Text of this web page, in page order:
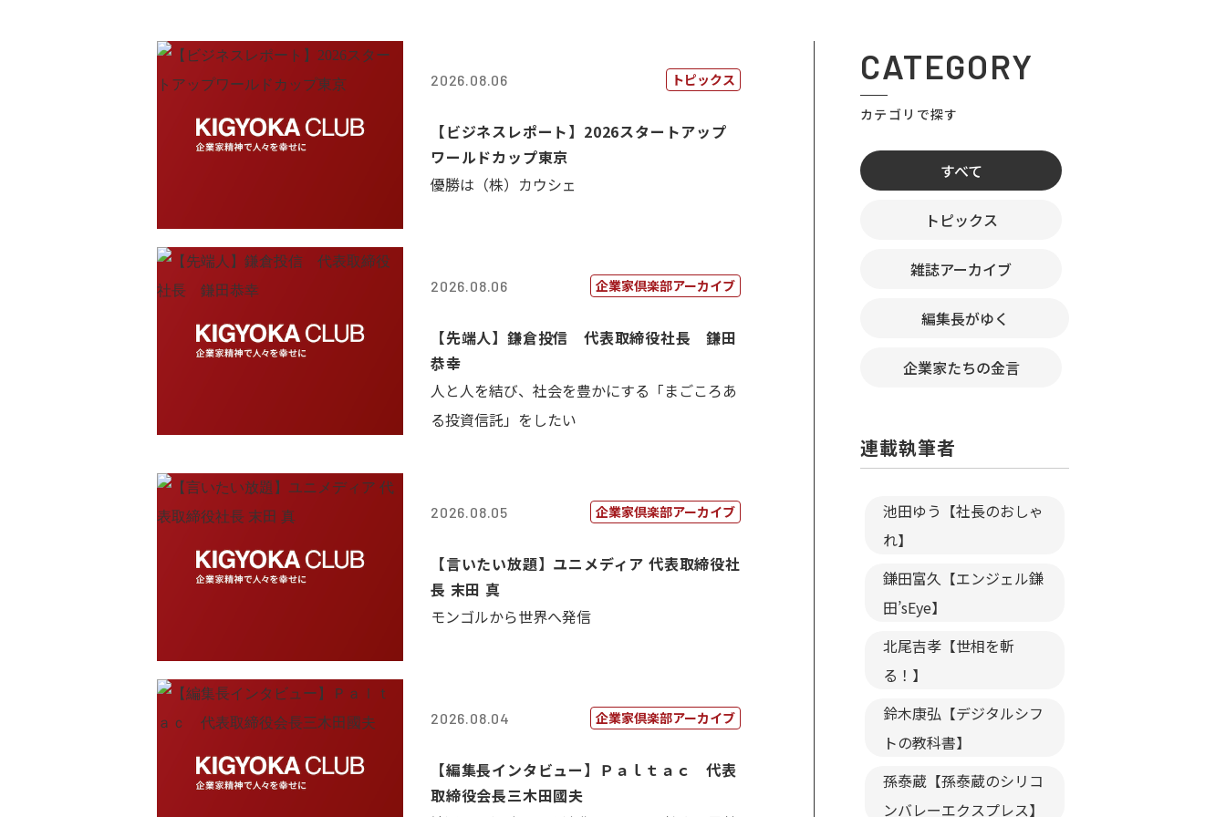
2026.08.06 トピックス
【ビジネスレポート】2026スタートアップ
ワールドカップ東京
優勝は（株）カウシェ
2026.08.06 企業家倶楽部アーカイブ
【先端人】鎌倉投信 代表取締役社長 鎌田
恭幸
人と人を結び、社会を豊かにする「まごころあ
る投資信託」をしたい
2026.08.05 企業家倶楽部アーカイブ
【言いたい放題】ユニメディア 代表取締役社
長 末田 真
モンゴルから世界へ発信
2026.08.04 企業家倶楽部アーカイブ
【編集長インタビュー】Ｐａｌｔａｃ 代表
取締役会長三木田國夫
CATEGORY
カテゴリで探す
すべて
トピックス
雑誌アーカイブ
編集長がゆく
企業家たちの金言
連載執筆者
池田ゆう【社長のおしゃ
れ】
鎌田富久【エンジェル鎌
田’sEye】
北尾吉孝【世相を斬
る！】
鈴木康弘【デジタルシフ
トの教科書】
孫泰蔵【孫泰蔵のシリコ
ンバレーエクスプレス】